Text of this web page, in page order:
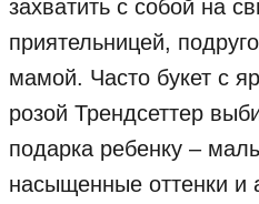
захватить с собой на
приятельницей,
мамой. Часто букет с
розой Трендсеттер
подарка ребенку –
насыщенные оттенки и